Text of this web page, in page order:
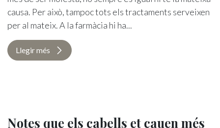
causa. Per això, tampoc tots els tractaments serveixen
per al mateix. A la farmàcia hi ha...
Llegir més
Notes que els cabells et cauen més